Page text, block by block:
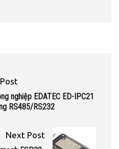
nghiệp EDATEC ED-IPC21
RS485/RS232
Next Post